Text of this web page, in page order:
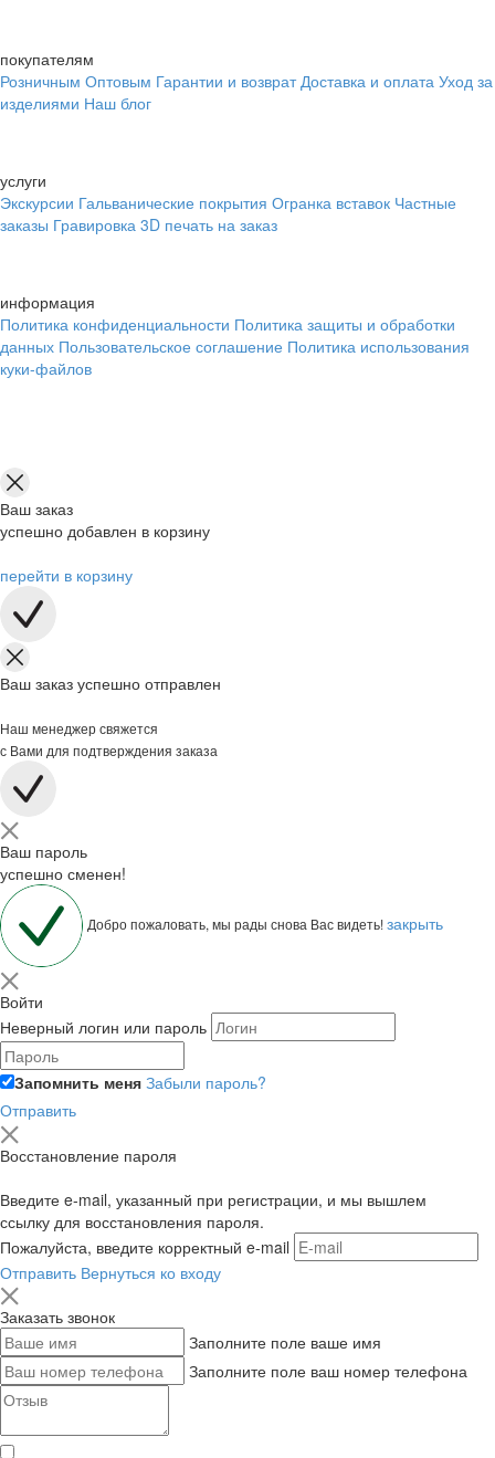
покупателям
Розничным Оптовым Гарантии и возврат Доставка и оплата Уход за
изделиями Наш блог
услуги
Экскурсии Гальванические покрытия Огранка вставок Частные
заказы Гравировка 3D печать на заказ
информация
Политика конфиденциальности Политика защиты и обработки
данных Пользовательское соглашение Политика использования
куки-файлов
Ваш заказ
успешно добавлен в корзину
перейти в корзину
Ваш заказ успешно отправлен
Наш менеджер свяжется
с Вами для подтверждения заказа
Ваш пароль
успешно сменен!
Добро пожаловать, мы рады снова Вас видеть!закрыть
Войти
Неверный логин или пароль
Запомнить меня Забыли пароль?
Отправить
Восстановление пароля
Введите e-mail, указанный при регистрации, и мы вышлем
ссылку для восстановления пароля.
Пожалуйста, введите корректный e-mail
Отправить Вернуться ко входу
Заказать звонок
Заполните поле ваше имя
Заполните поле ваш номер телефона